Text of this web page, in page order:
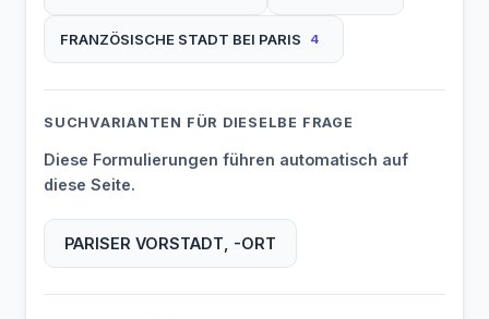
FRANZÖSISCHE STADT BEI PARIS 4
SUCHVARIANTEN FÜR DIESELBE FRAGE
Diese Formulierungen führen automatisch auf
diese Seite.
PARISER VORSTADT, -ORT